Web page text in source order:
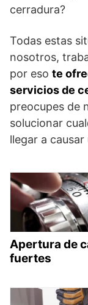
cerradura?
Todas estas
nosotros,
por eso te
servicios de
preocupes de
solucionar
llegar a
Apertura de
fuertes